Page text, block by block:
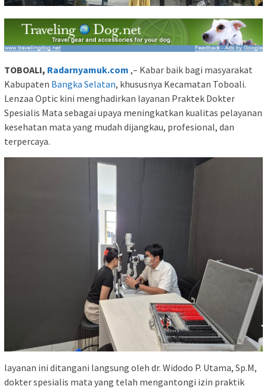
TOBOALI, Radarnyamuk.com ,– Kabar baik bagi masyarakat
Kabupaten Bangka Selatan, khususnya Kecamatan Toboali.
Lenzaa Optic kini menghadirkan layanan Praktek Dokter
Spesialis Mata sebagai upaya meningkatkan kualitas pelayanan
kesehatan mata yang mudah dijangkau, profesional, dan
terpercaya.
layanan ini ditangani langsung oleh dr. Widodo P. Utama, Sp.M,
dokter spesialis mata yang telah mengantongi izin praktik